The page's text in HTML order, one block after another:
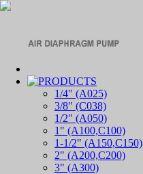
1/4" (A025)
3/8" (C038)
1/2" (A050)
1" (A100,C100)
1-1/2" (A150,C150)
2" (A200,C200)
3" (A300)